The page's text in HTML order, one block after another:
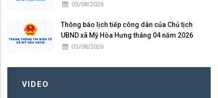
05/08/2026
Thông báo lịch tiếp công dân của Chủ tịch
UBND xã Mỹ Hòa Hưng tháng 04 năm 2026
05/08/2026
VIDEO